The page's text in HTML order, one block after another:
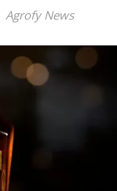
Agrofy News